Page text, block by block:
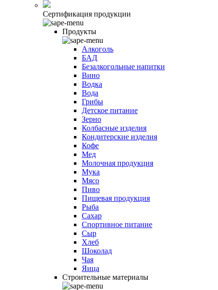
Сертификация продукции
Продукты
Алкоголь
БАД
Безалкогольные напитки
Вино
Водка
Вода
Грибы
Детское питание
Зерно
Колбасные изделия
Кондитерские изделия
Кофе
Мед
Молочная продукция
Мука
Мясо
Пиво
Пищевая продукция
Рыба
Сахар
Спортивное питание
Сыр
Хлеб
Шоколад
Чая
Яица
Строительные материалы